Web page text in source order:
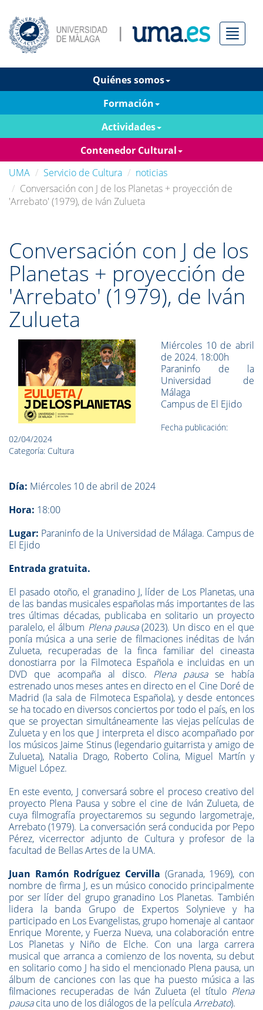
Menú
Quiénes somos
Formación
Actividades
Contenedor Cultural
UMA
Servicio de Cultura
noticias
Conversación con J de los Planetas + proyección de
'Arrebato' (1979), de Iván Zulueta
Conversación con J de los
Planetas + proyección de
'Arrebato' (1979), de Iván
Zulueta
Miércoles 10 de abril
de 2024. 18:00h
Paraninfo de la
Universidad de
Málaga
Campus de El Ejido
Fecha publicación:
02/04/2024
Categoría: Cultura
Día: Miércoles 10 de abril de 2024
Hora: 18:00
Lugar: Paraninfo de la Universidad de Málaga. Campus de
El Ejido
Entrada gratuita.
El pasado otoño, el granadino J, líder de Los Planetas, una
de las bandas musicales españolas más importantes de las
tres últimas décadas, publicaba en solitario un proyecto
paralelo, el álbum Plena pausa(2023). Un disco en el que
ponía música a una serie de filmaciones inéditas de Iván
Zulueta, recuperadas de la finca familiar del cineasta
donostiarra por la Filmoteca Española e incluidas en un
DVD que acompaña al disco. Plena pausase había
estrenado unos meses antes en directo en el Cine Doré de
Madrid (la sala de Filmoteca Española), y desde entonces
se ha tocado en diversos conciertos por todo el país, en los
que se proyectan simultáneamente las viejas películas de
Zulueta y en los que J interpreta el disco acompañado por
los músicos Jaime Stinus (legendario guitarrista y amigo de
Zulueta), Natalia Drago, Roberto Colina, Miguel Martín y
Miguel López.
En este evento, J conversará sobre el proceso creativo del
proyecto Plena Pausa y sobre el cine de Iván Zulueta, de
cuya filmografía proyectaremos su segundo largometraje,
Arrebato (1979). La conversación será conducida por Pepo
Pérez, vicerrector adjunto de Cultura y profesor de la
facultad de Bellas Artes de la UMA.
Juan Ramón Rodríguez Cervilla (Granada, 1969), con
nombre de firma J, es un músico conocido principalmente
por ser líder del grupo granadino Los Planetas. También
lidera la banda Grupo de Expertos Solynieve y ha
participado en Los Evangelistas, grupo homenaje al cantaor
Enrique Morente, y Fuerza Nueva, una colaboración entre
Los Planetas y Niño de Elche. Con una larga carrera
musical que arranca a comienzo de los noventa, su debut
en solitario como J ha sido el mencionado Plena pausa, un
álbum de canciones con las que ha puesto música a las
filmaciones recuperadas de Iván Zulueta (el título Plena
pausacita uno de los diálogos de la películaArrebato).